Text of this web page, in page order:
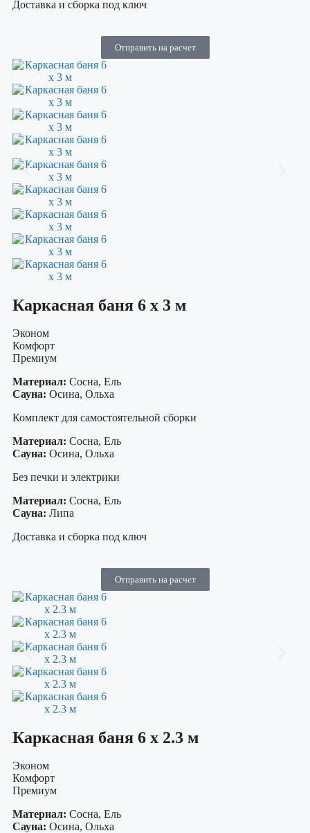
Доставка и сборка под ключ
Отправить на расчет
Каркасная баня 6 х 3 м
Эконом
Комфорт
Премиум
Материал: Сосна, Ель
Сауна: Осина, Ольха
Комплект для самостоятельной сборки
Материал: Сосна, Ель
Сауна: Осина, Ольха
Без печки и электрики
Материал: Сосна, Ель
Сауна: Липа
Доставка и сборка под ключ
Отправить на расчет
Каркасная баня 6 х 2.3 м
Эконом
Комфорт
Премиум
Материал: Сосна, Ель
Сауна: Осина, Ольха